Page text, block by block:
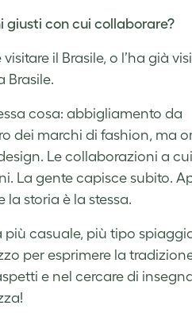
con cui collaborare?
il Brasile, o l’ha già
Brasile.
cosa: abbigliamento da
dei marchi di fashion, ma
Le collaborazioni a
La gente capisce subito.
storia è la stessa.
più casuale, più tipo
per esprimere la
e nel cercare di